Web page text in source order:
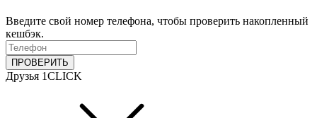
Введите свой номер телефона, чтобы проверить накопленный
кешбэк.
ПРОВЕРИТЬ
Друзья 1CLICK